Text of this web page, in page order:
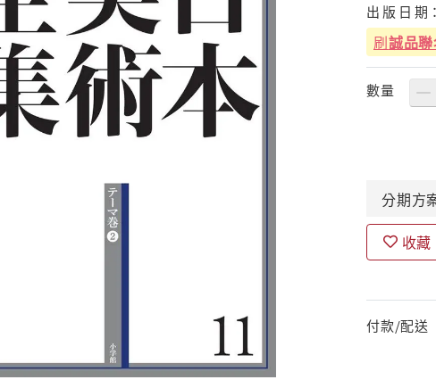
出 版 日 期：
刷誠品
數量
分期方
收藏
付款/配送